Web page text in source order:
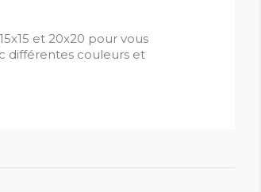
et 20x20 pour vous
différentes couleurs et